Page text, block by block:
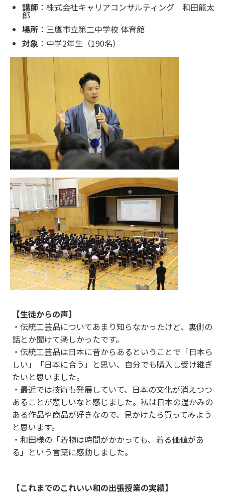
講師 ：株式会社キャリアコンサルティング 和田龍太
郎
場所 ：三鷹市立第二中学校 体育館
対象 ：中学2年生（190名）
【生徒からの声】
・伝統工芸品についてあまり知らなかったけど、裏側の
話とか聞けて楽しかったです。
・伝統工芸品は日本に昔からあるということで「日本ら
しい」「日本に合う」と思い、自分でも購入し受け継ぎ
たいと思いました。
・最近では技術も発展していて、日本の文化が消えつつ
あることが悲しいなと感じました。私は日本の温かみの
ある作品や商品が好きなので、見かけたら買ってみよう
と思います。
・和田様の「着物は時間がかかっても、着る価値があ
る」という言葉に感動しました。
【これまでのこれいい和の出張授業の実績】